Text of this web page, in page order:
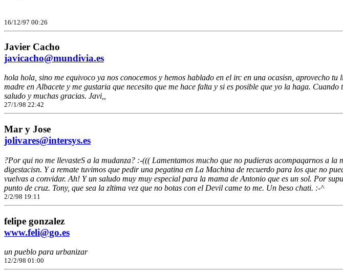
16/12/97 00:26
Javier Cacho
javicacho@mundivia.es
hola hola, sino me equivoco ya nos conocemos y hemos hablado en el irc en una ocasisn, aprovecho
madre en Albacete y me gustaria que necesito que me hace falta y si es posible que yo la haga.
saludo y muchas gracias. Javi,,
27/1/98 22:42
Mar y Jose
jolivares@intersys.es
?Por qui no me llevasteS a la mudanza? :-((( Lamentamos mucho que no pudieras acompaqarnos a
digestacisn. Y a remate tuvimos que pedir una pegatina en La Machina de recuerdo para los que no
vuelvas a convidar. Ah! Y un saludo muy muy especial para la mama de Antonio que es un sol. Por
punto de cruz. Tony, que sea la zltima vez que no botas con el Devil came to me. Un beso chati. :-^
2/2/98 19:11
felipe gonzalez
www.feli@go.es
un pueblo para urbanizar
12/2/98 01:00